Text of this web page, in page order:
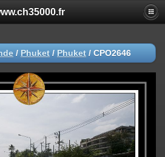
/ Phuket / Phuket / CPO2646